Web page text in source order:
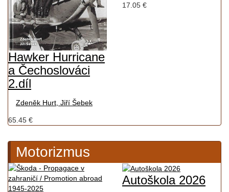
Hawker Hurricane
a Čechoslováci
2.díl
Zdeněk Hurt, Jiří Šebek
65.45 €
17.05 €
Motorizmus
Autoškola 2026